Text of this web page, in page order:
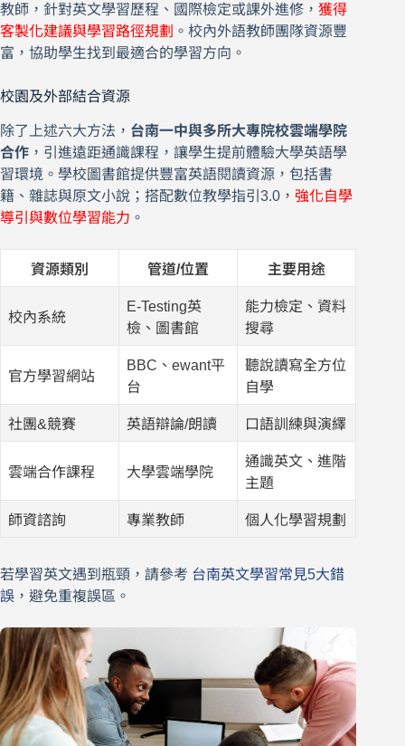
教師，針對英文學習歷程、國際檢定或課外進修， 獲得
客製化建議與學習路徑規劃 。校內外語教師團隊資源豐
富，協助學生找到最適合的學習方向。
校園及外部結合資源
除了上述六大方法， 台南一中與多所大專院校雲端學院
合作 ，引進遠距通識課程，讓學生提前體驗大學英語學
習環境。學校圖書館提供豐富英語閱讀資源，包括書
籍、雜誌與原文小說；搭配數位教學指引3.0， 強化自學
導引與數位學習能力 。
資源類別 管道/位置 主要用途
校內系統
E-Testing英
檢、圖書館
能力檢定、資料
搜尋
官方學習網站
BBC、ewant平
台
聽說讀寫全方位
自學
社團&競賽 英語辯論/朗讀 口語訓練與演繹
雲端合作課程 大學雲端學院
通識英文、進階
主題
師資諮詢 專業教師 個人化學習規劃
若學習英文遇到瓶頸，請參考 台南英文學習常見5大錯
誤 ，避免重複誤區。